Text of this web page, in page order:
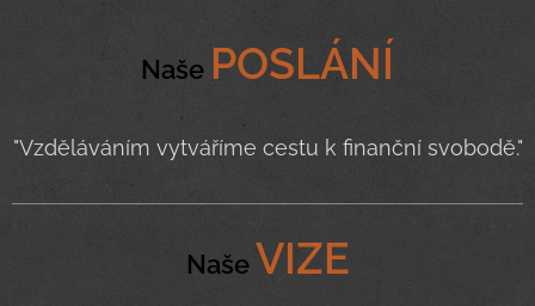
Naše POSLÁNÍ
"Vzděláváním vytváříme cestu k finanční svobodě."
Naše VIZE